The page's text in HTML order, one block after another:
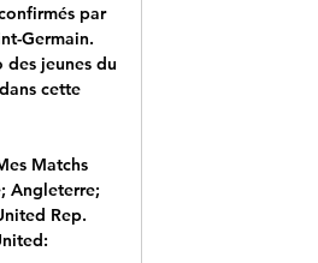
par
Germain.
jeunes du
cette
Matchs
Angleterre;
Rep.